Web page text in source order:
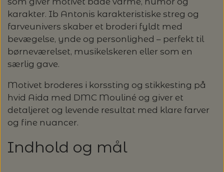
LANG YARNS: CASHMERE CLASSIC - SPAR
30%
RAUMA: PETUNIA PIMA BOMULDSGARN
PACUALI: SAYAMA - SPAR 15%
KAREN KLARBÆK
KATIA CONCEPT
KNITTING FOR OLIVE
ISAGER
ISTEX
JOJO KNITWEAR - GARNKITS
KIT COUTURE
LENE HOLME SAMSØE - LEKNIT
MY FAVOURITE THINGS KNITWEAR
TØRKLÆDER/SJALER/PONCHOER
ISAGER - ULDSÆBE/WOOLSOAP
ELASTIKKER
GARNVINDER / KRYDSNØGLEAPPARAT
MASKEMARKØRER
MASKESTOPPERE
MASKEWIRES
STRIKKENÅLE, SYNÅLE OG PUNCHNÅLE
SYTRÅD
GLERUPS BØRN OG BABY
GLERUPS FILTSÅLER
TASKER - MUUD LIVING
TILBEHØR - MUUD LIVING
OMNIOUTIL - JAPANSKE SPANDE -
HACHIMAN
karakter. Ib Antonis karakteristiske streg og
farveunivers skaber et broderi fyldt med
bevægelse, ynde og personlighed – perfekt til
børneværelset, musikelskeren eller som en
særlig gave.
Motivet broderes i korssting og stikkesting på
hvid Aida med DMC Mouliné og giver et
detaljeret og levende resultat med klare farver
og fine nuancer.
Indhold og mål